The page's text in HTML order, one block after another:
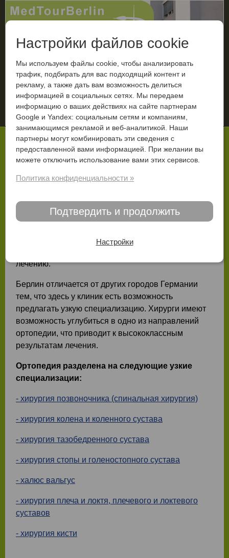
МЕНЮ
Ваш диагноз
Вы тут: Старт Лечение в Германии Ортопедия
Ортопедия в Германии
Ортопедия в Германии — это инновационные
оборудование и высококвалифицированные
точностью диагностики, профессионализмом
лечению.
Берлин отличается от других городов Германии
тем, что здесь у клиник есть возможность
предлагать узкую специализацию. Хирурги имеют
возможность углубиться в одно из направлений
ортопедии, что приводит к высококлассным
результатам лечения.
Ортопедия разделена на следующие узкие
специализации:
- хирургия позвоночника (спинальная хирургия)
- хирургия колена и коленного сустава
- хирургия тазобедренного сустава
- хирургия стопы и голеностопного сустава
- халюс вальгус
- хирургия плеча и локтя, плечевого и локтевого
суставов
- хирургия кисти
Настройки файлов cookie
Мы используем файлы cookie, чтобы анализировать
трафик, подбирать для вас подходящий контент и
рекламу, а также дать вам возможность делиться
информацией в социальных сетях. Мы передаем
информацию о ваших действиях на сайте партнерам
Google и Yandex: социальным сетям и компаниям,
занимающимся рекламой и веб-аналитикой. Наши
партнеры могут комбинировать эти сведения с
предоставленной вами информацией. При желании вы
можете отключить использование вами этих сервисов.
Политика конфиденциальности »
Подтвердить и продолжить
Настройки